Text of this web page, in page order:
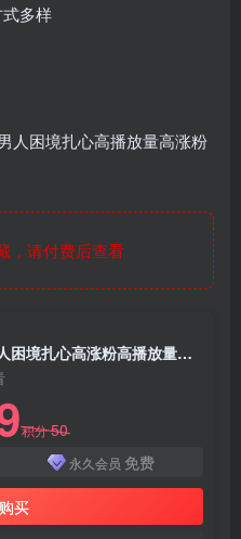
多样
人困境扎心高播放量高涨粉
请付费后查看
coze工作流一键生成，中年男人困境扎心高涨粉高播放量图文视频，保姆级拆解教程，无需剪辑，无需拍摄写文案智能体拆解教程
积分50
永久会员 免费
买